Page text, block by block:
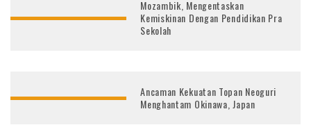
Mozambik, Mengentaskan
Kemiskinan Dengan Pendidikan Pra
Sekolah
Ancaman Kekuatan Topan Neoguri
Menghantam Okinawa, Japan